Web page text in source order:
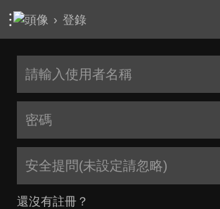
› 登錄
安全提問(未設定請忽略)
還沒有註冊？